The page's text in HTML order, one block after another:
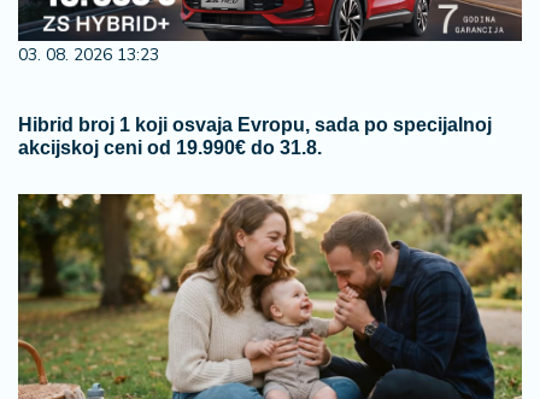
03. 08. 2026 13:23
Hibrid broj 1 koji osvaja Evropu, sada po specijalnoj
akcijskoj ceni od 19.990€ do 31.8.